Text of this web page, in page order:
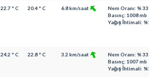
22.7 ° C 20.4 ° C 6.8 km/saat
Nem Oranı: % 33
Basınç: 1008 mb
Yağış İhtimali:
24.2 ° C 22.8 ° C 3.2 km/saat
Nem Oranı: % 33
Basınç: 1007 mb
Yağış İhtimali: